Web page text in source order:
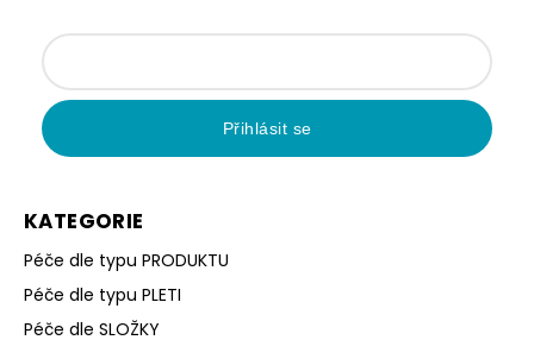
KATEGORIE
Péče dle typu PRODUKTU
Péče dle typu PLETI
Péče dle SLOŽKY
Přihlásit se